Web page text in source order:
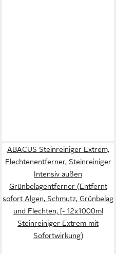
ABACUS Steinreiniger Extrem,
Flechtenentferner, Steinreiniger
Intensiv außen
Grünbelagentferner (Entfernt
sofort Algen, Schmutz, Grünbelag
und Flechten, [- 12x1000ml
Steinreiniger Extrem mit
Sofortwirkung)